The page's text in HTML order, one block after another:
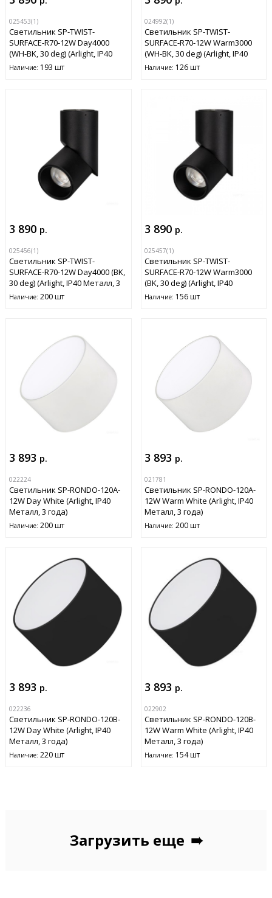
025453(1)
Светильник SP-TWIST-
SURFACE-R70-12W Day4000
(WH-BK, 30 deg) (Arlight, IP40
Металл, 3 года)
Наличие: 193 шт
024992(1)
Светильник SP-TWIST-
SURFACE-R70-12W Warm3000
(WH-BK, 30 deg) (Arlight, IP40
Металл, 3 года)
Наличие: 126 шт
3 890 р.
025456(1)
Светильник SP-TWIST-
SURFACE-R70-12W Day4000 (BK,
30 deg) (Arlight, IP40 Металл, 3
года)
Наличие: 200 шт
3 890 р.
025457(1)
Светильник SP-TWIST-
SURFACE-R70-12W Warm3000
(BK, 30 deg) (Arlight, IP40
Металл, 3 года)
Наличие: 156 шт
3 893 р.
022224
Светильник SP-RONDO-120A-
12W Day White (Arlight, IP40
Металл, 3 года)
Наличие: 200 шт
3 893 р.
021781
Светильник SP-RONDO-120A-
12W Warm White (Arlight, IP40
Металл, 3 года)
Наличие: 200 шт
3 893 р.
022236
Светильник SP-RONDO-120B-
12W Day White (Arlight, IP40
Металл, 3 года)
Наличие: 220 шт
3 893 р.
022902
Светильник SP-RONDO-120B-
12W Warm White (Arlight, IP40
Металл, 3 года)
Наличие: 154 шт
Загрузить еще ➠